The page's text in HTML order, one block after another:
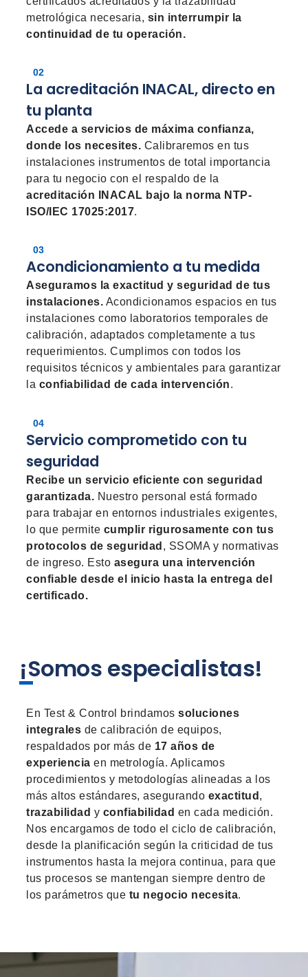
metrológica necesaria, sin interrumpir la
continuidad de tu operación.
02
La acreditación INACAL, directo en
tu planta
Accede a servicios de máxima confianza,
donde los necesites. Calibraremos en tus
instalaciones instrumentos de total importancia
para tu negocio con el respaldo de la
acreditación INACAL bajo la norma NTP-
ISO/IEC 17025:2017.
03
Acondicionamiento a tu medida
Aseguramos la exactitud y seguridad de tus
instalaciones. Acondicionamos espacios en tus
instalaciones como laboratorios temporales de
calibración, adaptados completamente a tus
requerimientos. Cumplimos con todos los
requisitos técnicos y ambientales para garantizar
la confiabilidad de cada intervención.
04
Servicio comprometido con tu
seguridad
Recibe un servicio eficiente con seguridad
garantizada. Nuestro personal está formado
para trabajar en entornos industriales exigentes,
lo que permite cumplir rigurosamente con tus
protocolos de seguridad , SSOMA y normativas
de ingreso. Esto asegura una intervención
confiable desde el inicio hasta la entrega del
certificado.
¡Somos especialistas!
En Test & Control brindamos soluciones
integrales de calibración de equipos,
respaldados por más de 17 años de
experiencia en metrología. Aplicamos
procedimientos y metodologías alineadas a los
más altos estándares, asegurando exactitud ,
trazabilidad y confiabilidad en cada medición.
Nos encargamos de todo el ciclo de calibración,
desde la planificación según la criticidad de tus
instrumentos hasta la mejora continua, para que
tus procesos se mantengan siempre dentro de
los parámetros que tu negocio necesita.